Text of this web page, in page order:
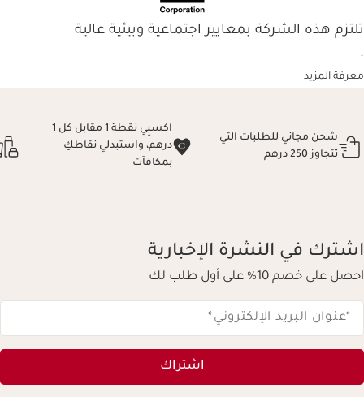
تلتزم هذه الشركة بمعايير اجتماعية وبيئية عالية
.
معرفة المزيد
شحن مجاني للطلبات التي
تتجاوز 250 درهم
اكسبِي نقطة 1 مقابل كل 1
درهم، واستبدلي نقاطكِ
بمكافآت
اشترك في النشرة الإخبارية
احصل على خصم 10% على أول طلب لك
*عنوان البريد الإلكتروني*
اشتراك